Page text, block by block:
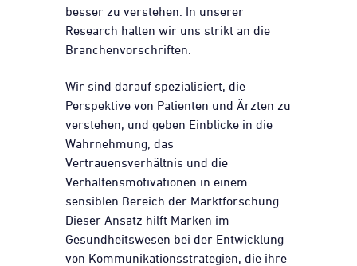
besser zu verstehen. In unserer
Research halten wir uns strikt an die
Branchenvorschriften.
Wir sind darauf spezialisiert, die
Perspektive von Patienten und Ärzten zu
verstehen, und geben Einblicke in die
Wahrnehmung, das
Vertrauensverhältnis und die
Verhaltensmotivationen in einem
sensiblen Bereich der Marktforschung.
Dieser Ansatz hilft Marken im
Gesundheitswesen bei der Entwicklung
von Kommunikationsstrategien, die ihre